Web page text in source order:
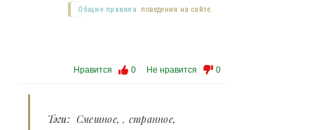
Общие правила поведения на сайте.
Нравится 0 Не нравится 0
Тэги: Смешное , странное